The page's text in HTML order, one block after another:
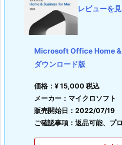
レビューを
Microsoft Office Home
ダウンロード版
価格：¥ 15,000 税込
メーカー：マイクロソフト
販売開始日：2022/07/19
ご確認事項：返品可能、プ